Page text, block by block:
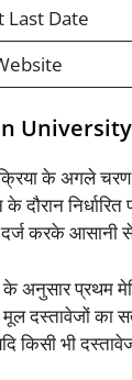
Last Date
के अगले
निर्धारित
करके
के अनुसार प्रथम
का
किसी भी